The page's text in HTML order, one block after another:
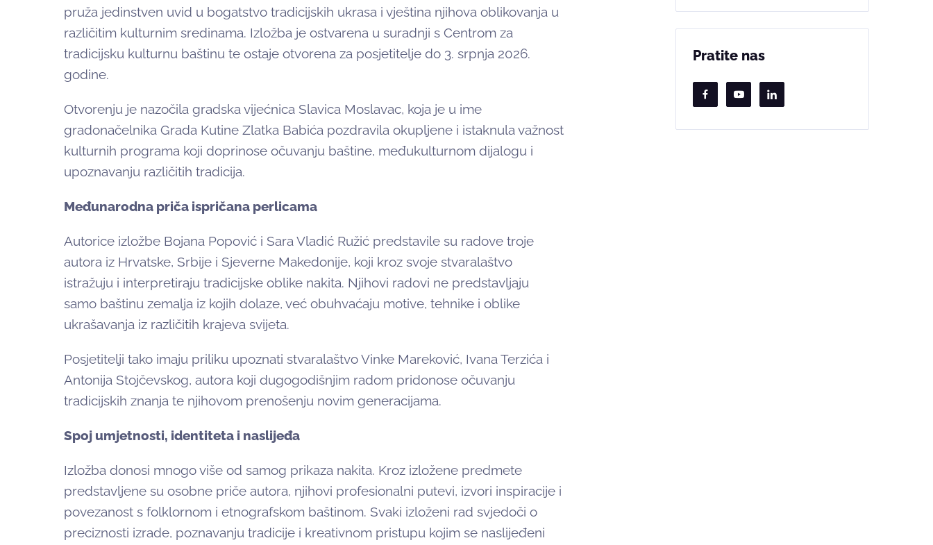
pruža jedinstven uvid u bogatstvo tradicijskih ukrasa i vještina njihova oblikovanja u
različitim kulturnim sredinama. Izložba je ostvarena u suradnji s Centrom za
tradicijsku kulturnu baštinu te ostaje otvorena za posjetitelje do 3. srpnja 2026.
godine.
Otvorenju je nazočila gradska vijećnica Slavica Moslavac, koja je u ime
gradonačelnika Grada Kutine Zlatka Babića pozdravila okupljene i istaknula važnost
kulturnih programa koji doprinose očuvanju baštine, međukulturnom dijalogu i
upoznavanju različitih tradicija.
Međunarodna priča ispričana perlicama
Autorice izložbe Bojana Popović i Sara Vladić Ružić predstavile su radove troje
autora iz Hrvatske, Srbije i Sjeverne Makedonije, koji kroz svoje stvaralaštvo
istražuju i interpretiraju tradicijske oblike nakita. Njihovi radovi ne predstavljaju
samo baštinu zemalja iz kojih dolaze, već obuhvaćaju motive, tehnike i oblike
ukrašavanja iz različitih krajeva svijeta.
Posjetitelji tako imaju priliku upoznati stvaralaštvo Vinke Mareković, Ivana Terzića i
Antonija Stojčevskog, autora koji dugogodišnjim radom pridonose očuvanju
tradicijskih znanja te njihovom prenošenju novim generacijama.
Spoj umjetnosti, identiteta i naslijeđa
Izložba donosi mnogo više od samog prikaza nakita. Kroz izložene predmete
predstavljene su osobne priče autora, njihovi profesionalni putevi, izvori inspiracije i
povezanost s folklornom i etnografskom baštinom. Svaki izloženi rad svjedoči o
preciznosti izrade, poznavanju tradicije i kreativnom pristupu kojim se naslijeđeni
Pratite nas